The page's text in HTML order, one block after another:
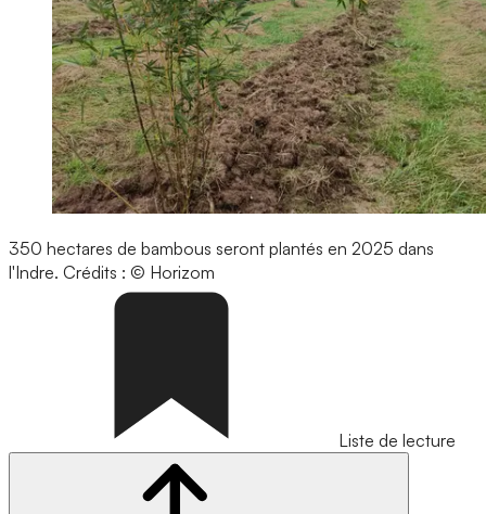
350 hectares de bambous seront plantés en 2025 dans
l'Indre. Crédits : © Horizom
Liste de lecture